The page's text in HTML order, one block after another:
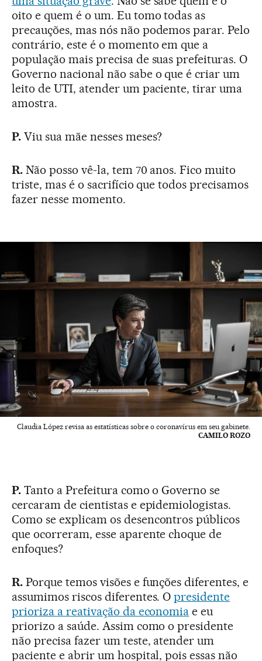
oito e quem é o um. Eu tomo todas as
precauções, mas nós não podemos parar. Pelo
contrário, este é o momento em que a
população mais precisa de suas prefeituras. O
Governo nacional não sabe o que é criar um
leito de UTI, atender um paciente, tirar uma
amostra.
P.Viu sua mãe nesses meses?
R.Não posso vê-la, tem 70 anos. Fico muito
triste, mas é o sacrifício que todos precisamos
fazer nesse momento.
Claudia López revisa as estatísticas sobre o coronavírus em seu gabinete.
CAMILO ROZO
P.Tanto a Prefeitura como o Governo se
cercaram de cientistas e epidemiologistas.
Como se explicam os desencontros públicos
que ocorreram, esse aparente choque de
enfoques?
R.Porque temos visões e funções diferentes, e
assumimos riscos diferentes. Opresidente
prioriza a reativação da economia e eu
priorizo a saúde. Assim como o presidente
não precisa fazer um teste, atender um
paciente e abrir um hospital, pois essas não